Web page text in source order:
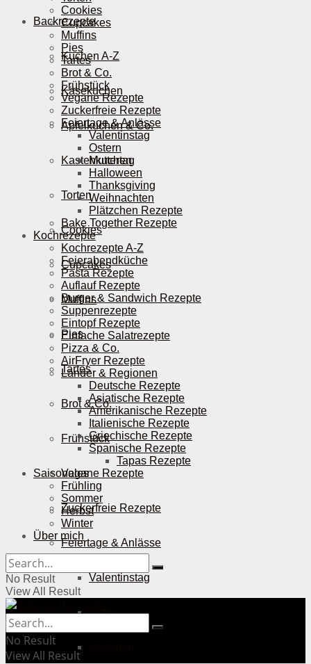
Backrezepte
Kuchen A-Z
Käsekuchen
Apfelkuchen & Co.
Kastenkuchen
Torten
Cookies
Cupcakes
Muffins
Pies
Tartes
Brot & Co.
Frühstück
Vegane Rezepte
Zuckerfreie Rezepte
Feiertage & Anlässe
Valentinstag
Ostern
Cookies
Cupcakes
Muffins
Pies
Tartes
Brot & Co.
Frühstück
Vegane Rezepte
Zuckerfreie Rezepte
Feiertage & Anlässe
Valentinstag
Ostern
Muttertag
Halloween
Thanksgiving
Weihnachten
Plätzchen Rezepte
Bake Together Rezepte
Kochrezepte
Kochrezepte A-Z
Feierabendküche
Pasta Rezepte
Auflauf Rezepte
Burger & Sandwich Rezepte
Suppenrezepte
Eintopf Rezepte
Einfache Salatrezepte
Pizza & Co.
AirFryer Rezepte
Länder & Regionen
Deutsche Rezepte
Asiatische Rezepte
Amerikanische Rezepte
Italienische Rezepte
Griechische Rezepte
Spanische Rezepte
Tapas Rezepte
Saisonales
Frühling
Sommer
Herbst
Winter
Über mich
No Result
View All Result
No Result
View All Result